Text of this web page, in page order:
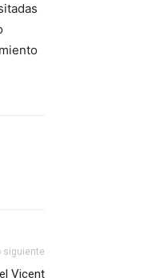
siguiente
Vicent